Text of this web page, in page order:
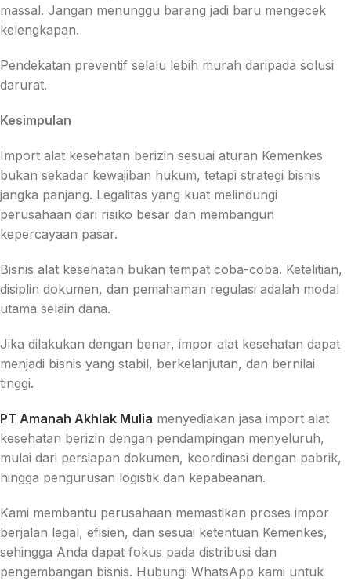
massal. Jangan menunggu barang jadi baru mengecek
kelengkapan.
Pendekatan preventif selalu lebih murah daripada solusi
darurat.
Kesimpulan
Import alat kesehatan berizin sesuai aturan Kemenkes
bukan sekadar kewajiban hukum, tetapi strategi bisnis
jangka panjang. Legalitas yang kuat melindungi
perusahaan dari risiko besar dan membangun
kepercayaan pasar.
Bisnis alat kesehatan bukan tempat coba-coba. Ketelitian,
disiplin dokumen, dan pemahaman regulasi adalah modal
utama selain dana.
Jika dilakukan dengan benar, impor alat kesehatan dapat
menjadi bisnis yang stabil, berkelanjutan, dan bernilai
tinggi.
PT Amanah Akhlak Mulia menyediakan jasa import alat
kesehatan berizin dengan pendampingan menyeluruh,
mulai dari persiapan dokumen, koordinasi dengan pabrik,
hingga pengurusan logistik dan kepabeanan.
Kami membantu perusahaan memastikan proses impor
berjalan legal, efisien, dan sesuai ketentuan Kemenkes,
sehingga Anda dapat fokus pada distribusi dan
pengembangan bisnis. Hubungi WhatsApp kami untuk